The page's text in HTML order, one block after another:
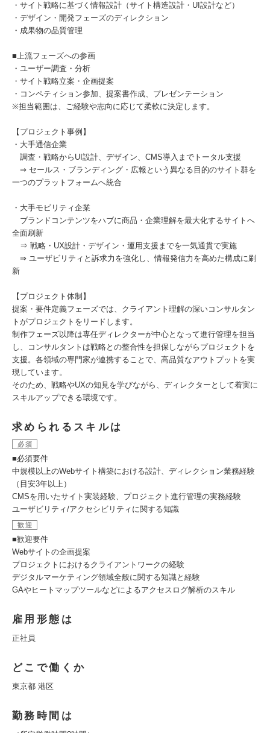
・サイト戦略に基づく情報設計（サイト構造設計・UI設計など）
・デザイン・開発フェーズのディレクション
・成果物の品質管理
■上流フェーズへの参画
・ユーザー調査・分析
・サイト戦略立案・企画提案
・コンペティション参加、提案書作成、プレゼンテーション
※担当範囲は、ご経験や志向に応じて柔軟に決定します。
【プロジェクト事例】
・大手通信企業
調査・戦略からUI設計、デザイン、CMS導入までトータル支援
⇒ セールス・ブランディング・広報という異なる目的のサイト群を
一つのプラットフォームへ統合
・大手モビリティ企業
ブランドコンテンツをハブに商品・企業理解を最大化するサイトへ
全面刷新
⇒ 戦略・UX設計・デザイン・運用支援までを一気通貫で実施
⇒ ユーザビリティと訴求力を強化し、情報発信力を高めた構成に刷
新
【プロジェクト体制】
提案・要件定義フェーズでは、クライアント理解の深いコンサルタン
トがプロジェクトをリードします。
制作フェーズ以降は専任ディレクターが中心となって進行管理を担当
し、コンサルタントは戦略との整合性を担保しながらプロジェクトを
支援。各領域の専門家が連携することで、高品質なアウトプットを実
現しています。
そのため、戦略やUXの知見を学びながら、ディレクターとして着実に
スキルアップできる環境です。
求められるスキルは
必須
■必須要件
中規模以上のWebサイト構築における設計、ディレクション業務経験
（目安3年以上）
CMSを用いたサイト実装経験、プロジェクト進行管理の実務経験
ユーザビリティ/アクセシビリティに関する知識
歓迎
■歓迎要件
Webサイトの企画提案
プロジェクトにおけるクライアントワークの経験
デジタルマーケティング領域全般に関する知識と経験
GAやヒートマップツールなどによるアクセスログ解析のスキル
雇用形態は
正社員
どこで働くか
東京都 港区
勤務時間は